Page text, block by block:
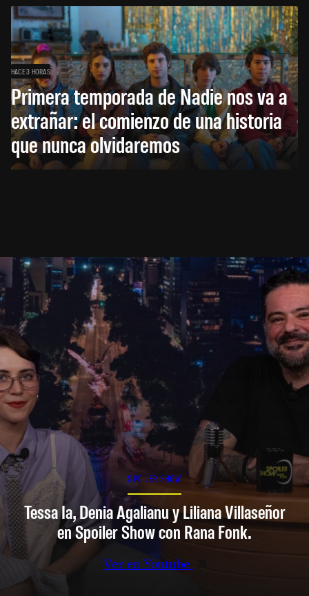
HACE 3 HORAS
Primera temporada de Nadie nos va a
extrañar: el comienzo de una historia
que nunca olvidaremos
SPOILER SHOW
Tessa Ia, Denia Agalianu y Liliana Villaseñor
en Spoiler Show con Rana Fonk.
Ver en Youtube